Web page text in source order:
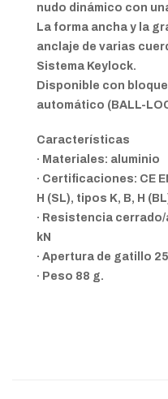
nudo dinámico con
La forma ancha y la
anclaje de varias
Sistema Keylock.
Disponible con
automático (BALL-
Características
· Materiales: aluminio
· Certificaciones: CE
H (SL), tipos K, B, H
· Resistencia
kN
· Apertura de gatillo 25
· Peso 88 g.